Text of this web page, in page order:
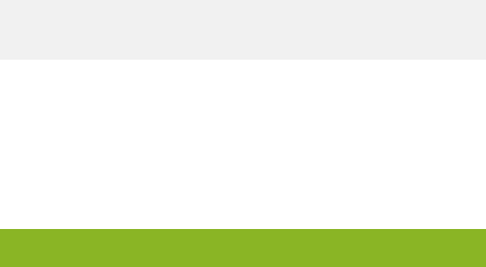
Ürün fiyatı diğer sitelerden daha pahalı.